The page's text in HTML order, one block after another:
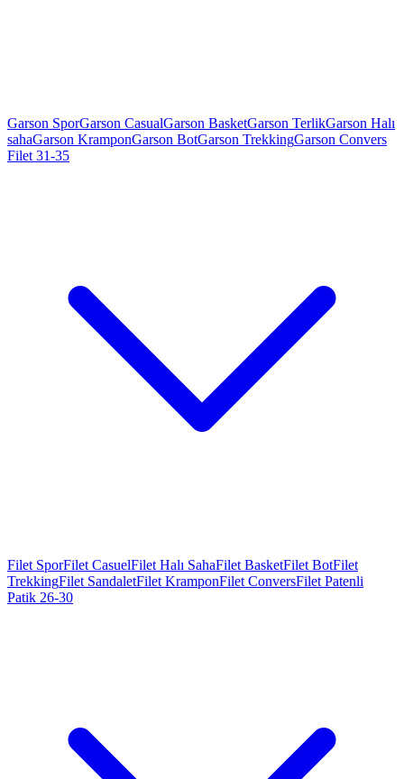
Garson SporGarson CasualGarson BasketGarson TerlikGarson Halı
sahaGarson KramponGarson BotGarson TrekkingGarson Convers
Filet 31-35
Filet SporFilet CasuelFilet Halı SahaFilet BasketFilet BotFilet
TrekkingFilet SandaletFilet KramponFilet ConversFilet Patenli
Patik 26-30